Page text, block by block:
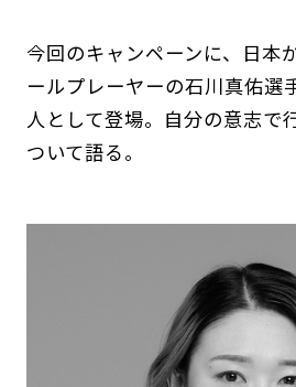
今回のキャンペーンに、日本
ールプレーヤーの石川真佑選
人として登場。自分の意志で
ついて語る。